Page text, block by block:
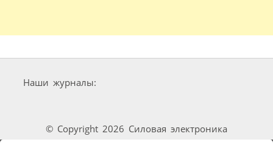
Наши журналы:
© Copyright 2026 Силовая электроника